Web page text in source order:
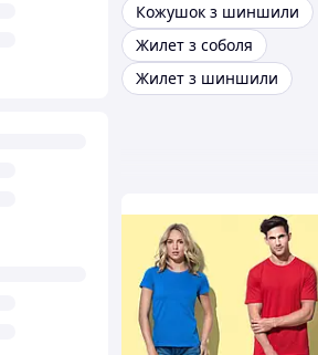
Кожушок з шиншили
Жилет з соболя
Жилет з шиншили